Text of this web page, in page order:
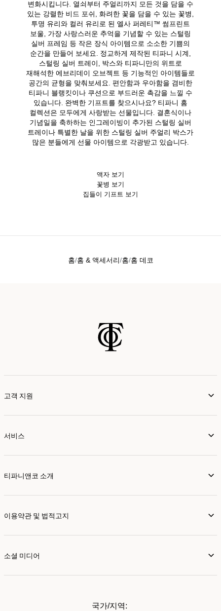
변화시킵니다. 열쇠부터 주얼리까지 모든 것을 담을 수
있는 강렬한 비드 포쉬, 화려한 꽃을 담을 수 있는 꽃병,
투명 유리와 컬러 유리로 된 엘사 퍼레티™ 썸프린트
보울, 가장 사랑스러운 추억을 기념할 수 있는 스털링
실버 프레임 등 작은 장식 아이템으로 소소한 기쁨의
순간을 만들어 보세요. 정교하게 제작된 티파니 시계,
스털링 실버 트레이, 박스와 티파니만의 위트로
재해석한 에브리데이 오브젝트 등 기능적인 아이템들로
공간의 균형을 맞춰보세요. 편안함과 우아함을 겸비한
티파니 블랭킷이나 쿠션으로 부드러운 촉감을 느낄 수
있습니다. 완벽한 기프트를 찾으시나요? 티파니 홈
컬렉션은 모두에게 사랑받는 선물입니다. 결혼식이나
기념일을 축하하는 인그레이빙이 추가된 스털링 실버
트레이나 특별한 날을 위한 스털링 실버 주얼리 박스가
많은 분들에게 선물 아이템으로 각광받고 있습니다.
액자 보기
꽃병 보기
집들이 기프트 보기
홈 홈 & 액세서리 홈 홈 데코
고객 지원
서비스
티파니앤코 소개
이용약관 및 법적고지
소셜 미디어
국가/지역: